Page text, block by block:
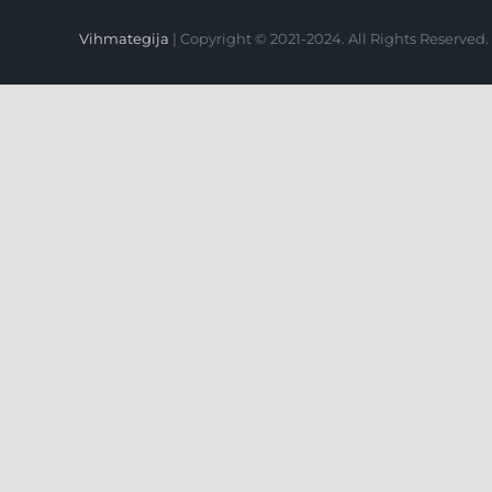
Vihmategija | Copyright © 2021-2024. All Rights Reserved.